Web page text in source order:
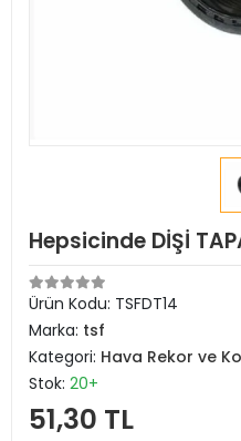
Hepsicinde DİŞİ
Ürün Kodu: TSFDT14
Marka: tsf
Kategori: Hava Rekor ve
Stok: 20+
51,30 TL